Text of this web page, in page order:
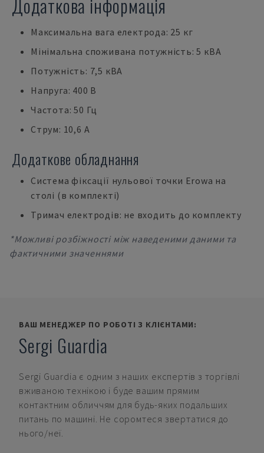
Додаткова інформація
Максимальна вага електрода: 25 кг
Мінімальна споживана потужність: 5 кВА
Потужність: 7,5 кВА
Напруга: 400 В
Частота: 50 Гц
Струм: 10,6 А
Додаткове обладнання
Система фіксації нульової точки Erowa на
столі (в комплекті)
Тримач електродів: не входить до комплекту
*Можливі розбіжності між наведеними даними та
фактичними значеннями
ВАШ МЕНЕДЖЕР ПО РОБОТІ З КЛІЄНТАМИ:
Sergi Guardia
Sergi Guardia є одним з наших експертів з торгівлі
вживаною технікою і буде вашим прямим
контактним обличчям для будь-яких подальших
питань по машині. Не соромтеся звертатися до
нього/неї.